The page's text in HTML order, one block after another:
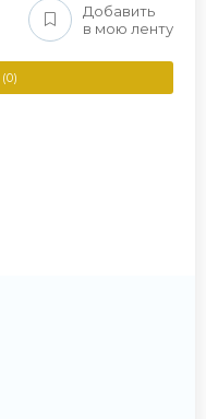
Добавить
в мою ленту